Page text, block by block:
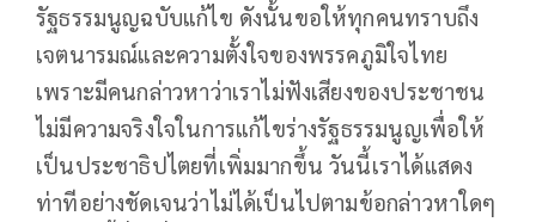
รัฐธรรมนูญฉบับแก้ไข ดังนั้นขอให้ทุกคนทราบถึง
เจตนารมณ์และความตั้งใจของพรรคภูมิใจไทย
เพราะมีคนกล่าวหาว่าเราไม่ฟังเสียงของประชาชน
ไม่มีความจริงใจในการแก้ไขร่างรัฐธรรมนูญเพื่อให้
เป็นประชาธิปไตยที่เพิ่มมากขึ้น วันนี้เราได้แสดง
ท่าทีอย่างชัดเจนว่าไม่ได้เป็นไปตามข้อกล่าวหาใดๆ